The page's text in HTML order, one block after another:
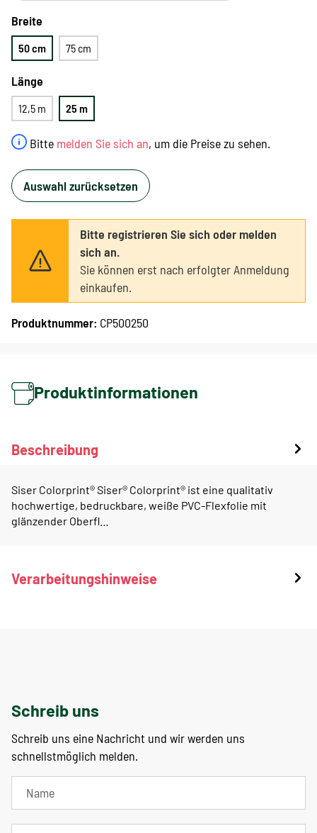
Bitte melden Sie sich an, um die Preise zu sehen.
Breite
50 cm 75 cm
Länge
12,5 m 25 m
Auswahl zurücksetzen
Bitte registrieren Sie sich oder melden
sich an.
Sie können erst nach erfolgter Anmeldung
einkaufen.
Produktnummer: CP500250
Produktinformationen
Beschreibung
Siser Colorprint® Siser® Colorprint® ist eine qualitativ
hochwertige, bedruckbare, weiße PVC-Flexfolie mit
glänzender Oberfl…
Verarbeitungshinweise
Schreib uns
Schreib uns eine Nachricht und wir werden uns
schnellstmöglich melden.